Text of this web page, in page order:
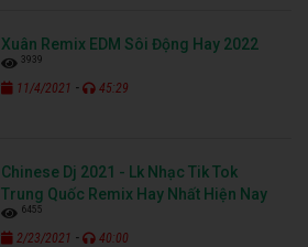
Xuân Remix EDM Sôi Động Hay 2022
3939
11/4/2021 - 45:29
Chinese Dj 2021 - Lk Nhạc Tik Tok
Trung Quốc Remix Hay Nhất Hiện Nay
6455
2/23/2021 - 40:00